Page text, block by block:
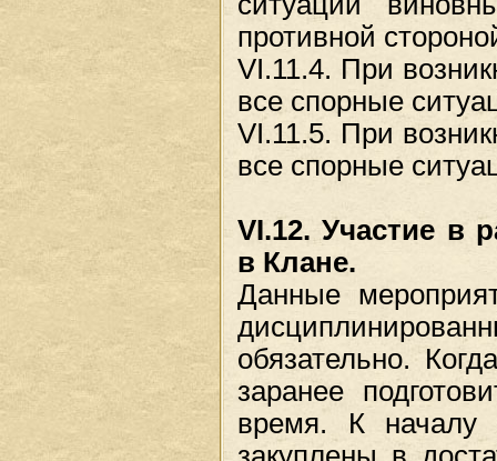
противной
VI.11.4. При
все спорные
VI.11.5. При
все спорные
VI.12. Участие в
в Клане.
Данные
обязательно.
заранее
время. К